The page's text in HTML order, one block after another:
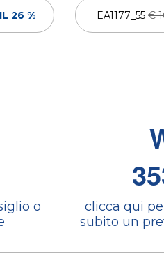
26 % EA1177_55€
o
clicca qui
subito un